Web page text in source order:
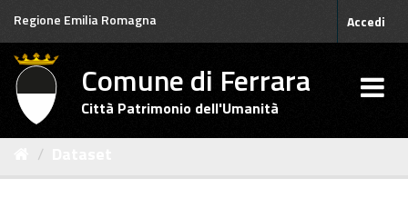
Salta
contenuto
Regione Emilia Romagna Accedi
Comune di Ferrara
Città Patrimonio dell'Umanità